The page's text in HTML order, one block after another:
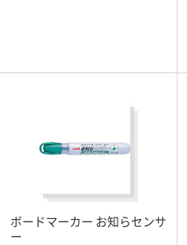
ボードマーカー お知らセンサ
ー